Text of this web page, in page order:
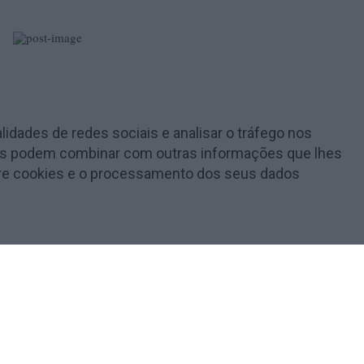
de redes sociais e analisar o tráfego nos
podem combinar com outras informações que lhes
cookies e o processamento dos seus dados